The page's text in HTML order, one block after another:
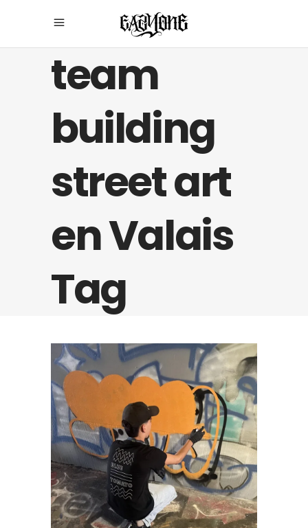
team
building
street art
en Valais
Tag